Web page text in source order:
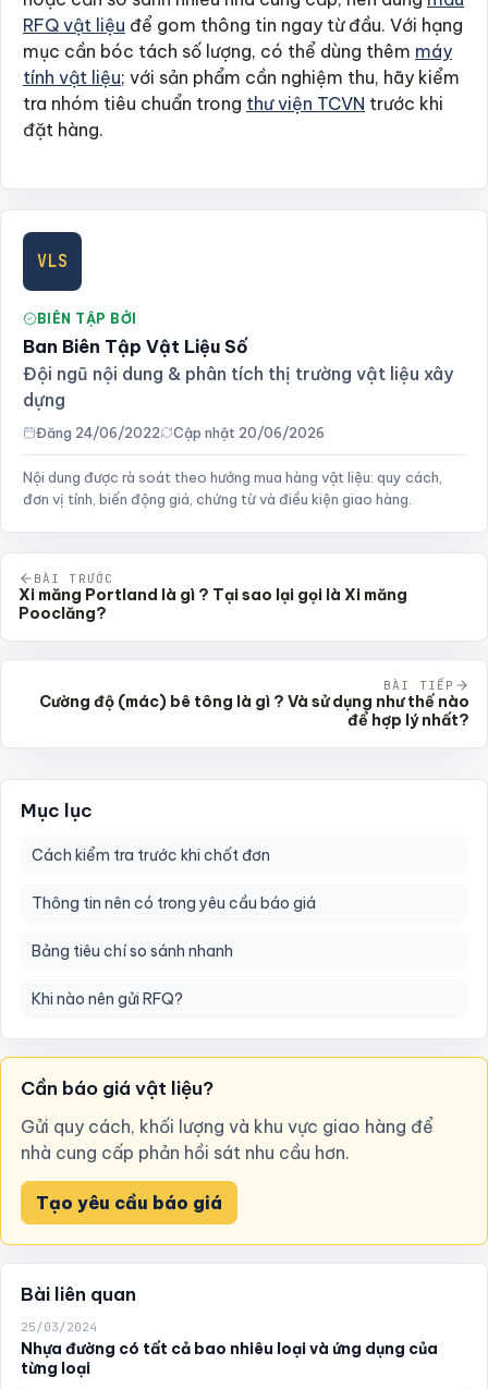
RFQ vật liệu để gom thông tin ngay từ đầu. Với hạng
mục cần bóc tách số lượng, có thể dùng thêm máy
tính vật liệu; với sản phẩm cần nghiệm thu, hãy kiểm
tra nhóm tiêu chuẩn trong thư viện TCVN trước khi
đặt hàng.
VLS
BIÊN TẬP BỞI
Ban Biên Tập Vật Liệu Số
Đội ngũ nội dung & phân tích thị trường vật liệu xây
dựng
Đăng 24/06/2022 Cập nhật 20/06/2026
Nội dung được rà soát theo hướng mua hàng vật liệu: quy cách,
đơn vị tính, biến động giá, chứng từ và điều kiện giao hàng.
BÀI TRƯỚC
Xi măng Portland là gì ? Tại sao lại gọi là Xi măng
Pooclăng?
BÀI TIẾP
Cường độ (mác) bê tông là gì ? Và sử dụng như thế nào
để hợp lý nhất?
Mục lục
Cách kiểm tra trước khi chốt đơn
Thông tin nên có trong yêu cầu báo giá
Bảng tiêu chí so sánh nhanh
Khi nào nên gửi RFQ?
Cần báo giá vật liệu?
Gửi quy cách, khối lượng và khu vực giao hàng để
nhà cung cấp phản hồi sát nhu cầu hơn.
Tạo yêu cầu báo giá
Bài liên quan
25/03/2024
Nhựa đường có tất cả bao nhiêu loại và ứng dụng của
từng loại